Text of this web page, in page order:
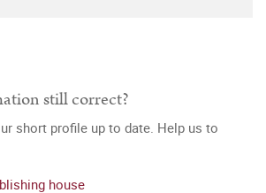
still correct?
short profile up to date. Help us to
house